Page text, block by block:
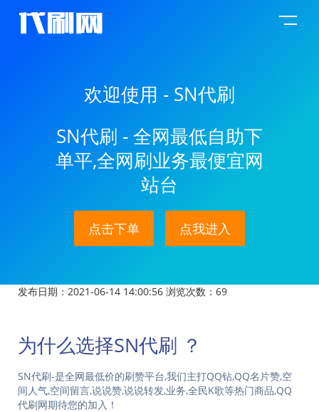
欢迎使用 - SN代刷
SN代刷 - 全网最低自助下
单平,全网刷业务最便宜网
站台
点击下单 点我进入
发布日期：2021-06-14 14:00:56 浏览次数： 69
为什么选择SN代刷 ？
SN代刷-是全网最低价的刷赞平台,我们主打QQ钻,QQ名片赞,空
间人气,空间留言,说说赞,说说转发,业务,全民K歌等热门商品,QQ
代刷网期待您的加入！